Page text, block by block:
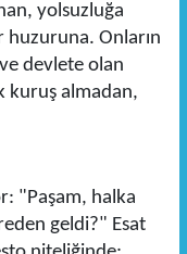
yolsuzluğa
huzuruna. Onların
devlete olan
kuruş almadan,
"Paşam, halka
geldi?" Esat